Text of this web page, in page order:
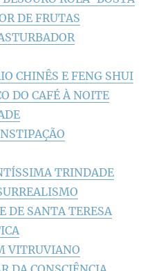
DE FRUTAS
CHINÊS E FENG SHUI
DO CAFÉ À NOITE
TRINDADE
DE SANTA TERESA
VITRUVIANO